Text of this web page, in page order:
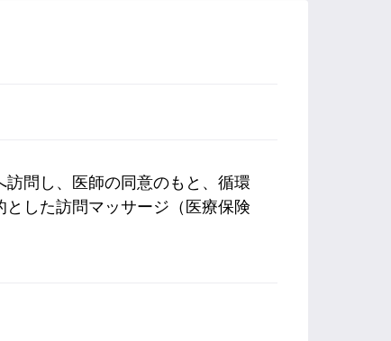
問し、医師の同意のもと、循環
した訪問マッサージ（医療保険